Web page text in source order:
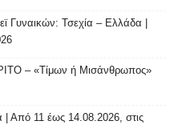
Τσεχία – Ελλάδα |
– «Τίμων ή Μισάνθρωπος»
| Από 11 έως 14.08.2026, στις